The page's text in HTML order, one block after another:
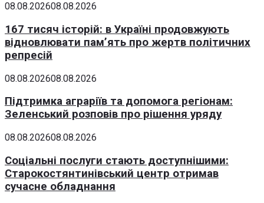
08.08.202608.08.2026
167 тисяч історій: в Україні продовжують
відновлювати пам’ять про жертв політичних
репресій
08.08.202608.08.2026
Підтримка аграріїв та допомога регіонам:
Зеленський розповів про рішення уряду
08.08.202608.08.2026
Соціальні послуги стають доступнішими:
Старокостянтинівський центр отримав
сучасне обладнання